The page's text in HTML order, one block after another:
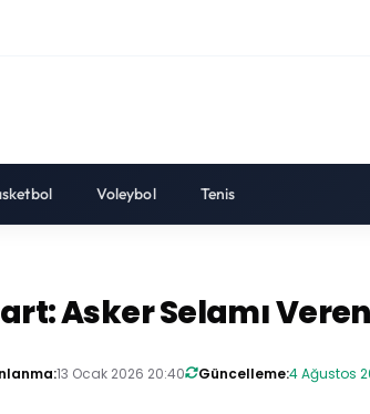
Voleybol Tenis
Asker Selamı
13 Ocak 2026 20:40 Güncelleme:4 Ağustos